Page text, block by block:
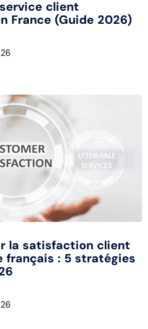
client
France (Guide 2026)
la satisfaction client
français : 5 stratégies